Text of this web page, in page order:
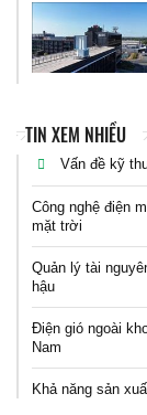
TIN XEM NHIỀU
Vấn đề kỹ
Công nghệ điện
mặt trời
Quản lý tài
hậu
Điện gió ngoài
Nam
Khả năng sản